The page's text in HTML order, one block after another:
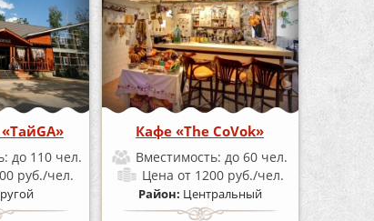
до 110 чел.
руб./чел.
Кафе «The CoVok»
Вместимость:до 60 чел.
Цена от 1200 руб./чел.
Район: Центральный